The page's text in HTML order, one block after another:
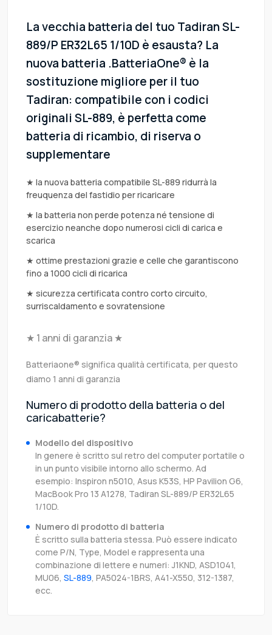
La vecchia batteria del tuo Tadiran SL-
889/P ER32L65 1/10D è esausta? La
nuova batteria .BatteriaOne® è la
sostituzione migliore per il tuo
Tadiran: compatibile con i codici
originali SL-889, è perfetta come
batteria di ricambio, di riserva o
supplementare
★ la nuova batteria compatibile SL-889 ridurrà la
freuquenza del fastidio per ricaricare
★ la batteria non perde potenza né tensione di
esercizio neanche dopo numerosi cicli di carica e
scarica
★ ottime prestazioni grazie e celle che garantiscono
fino a 1000 cicli di ricarica
★ sicurezza certificata contro corto circuito,
surriscaldamento e sovratensione
★ 1 anni di garanzia ★
Batteriaone® significa qualità certificata, per questo
diamo 1 anni di garanzia
Numero di prodotto della batteria o del
caricabatterie?
Modello del dispositivo
In genere è scritto sul retro del computer portatile o
in un punto visibile intorno allo schermo. Ad
esempio: Inspiron n5010, Asus K53S, HP Pavilion G6,
MacBook Pro 13 A1278, Tadiran SL-889/P ER32L65
1/10D.
Numero di prodotto di batteria
È scritto sulla batteria stessa. Può essere indicato
come P/N, Type, Model e rappresenta una
combinazione di lettere e numeri: J1KND, ASD1041,
MU06, SL-889, PA5024-1BRS, A41-X550, 312-1387,
ecc.